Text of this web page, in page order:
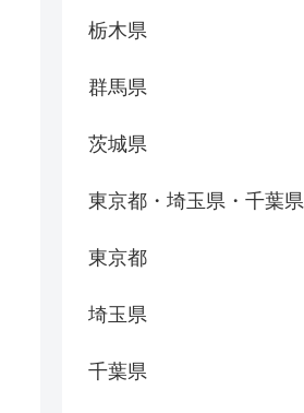
栃木県
群馬県
茨城県
東京都・埼玉県・千葉県
東京都
埼玉県
千葉県